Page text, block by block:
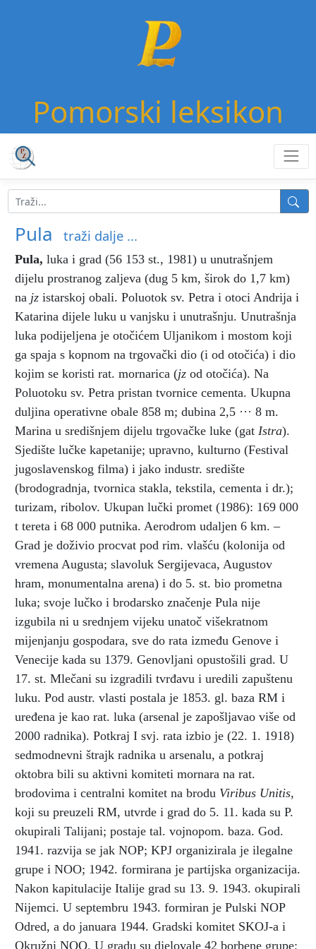
Pomorski leksikon
Pula traži dalje ...
Pula, luka i grad (56 153 st., 1981) u unutrašnjem
dijelu prostranog zaljeva (dug 5 km, širok do 1,7 km)
na jz istarskoj obali. Poluotok sv. Petra i otoci Andrija i
Katarina dijele luku u vanjsku i unutrašnju. Unutrašnja
luka podijeljena je otočićem Uljanikom i mostom koji
ga spaja s kopnom na trgovački dio (i od otočića) i dio
kojim se koristi rat. mornarica (jz od otočića). Na
Poluotoku sv. Petra pristan tvornice cementa. Ukupna
duljina operativne obale 858 m; dubina 2,5 ··· 8 m.
Marina u središnjem dijelu trgovačke luke (gat Istra).
Sjedište lučke kapetanije; upravno, kulturno (Festival
jugoslavenskog filma) i jako industr. središte
(brodogradnja, tvornica stakla, tekstila, cementa i dr.);
turizam, ribolov. Ukupan lučki promet (1986): 169 000
t tereta i 68 000 putnika. Aerodrom udaljen 6 km. –
Grad je doživio procvat pod rim. vlašću (kolonija od
vremena Augusta; slavoluk Sergijevaca, Augustov
hram, monumentalna arena) i do 5. st. bio prometna
luka; svoje lučko i brodarsko značenje Pula nije
izgubila ni u srednjem vijeku unatoč višekratnom
mijenjanju gospodara, sve do rata između Genove i
Venecije kada su 1379. Genovljani opustošili grad. U
17. st. Mlečani su izgradili tvrđavu i uredili zapuštenu
luku. Pod austr. vlasti postala je 1853. gl. baza RM i
uređena je kao rat. luka (arsenal je zapošljavao više od
2000 radnika). Potkraj I svj. rata izbio je (22. 1. 1918)
sedmodnevni štrajk radnika u arsenalu, a potkraj
oktobra bili su aktivni komiteti mornara na rat.
brodovima i centralni komitet na brodu Viribus Unitis,
koji su preuzeli RM, utvrde i grad do 5. 11. kada su P.
okupirali Talijani; postaje tal. vojnopom. baza. God.
1941. razvija se jak NOP; KPJ organizirala je ilegalne
grupe i NOO; 1942. formirana je partijska organizacija.
Nakon kapitulacije Italije grad su 13. 9. 1943. okupirali
Nijemci. U septembru 1943. formiran je Pulski NOP
Odred, a do januara 1944. Gradski komitet SKOJ-a i
Okružni NOO. U gradu su djelovale 42 borbene grupe;